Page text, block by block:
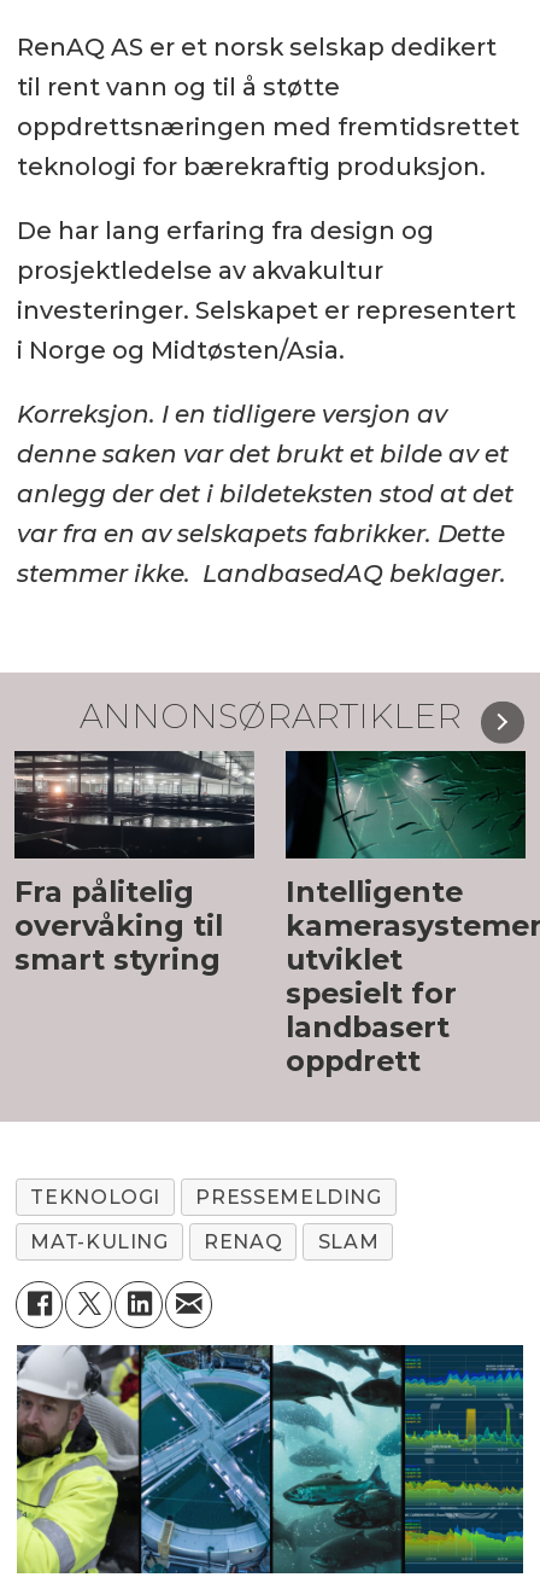
RenAQ AS er et norsk selskap dedikert
til rent vann og til å støtte
oppdrettsnæringen med fremtidsrettet
teknologi for bærekraftig produksjon.
De har lang erfaring fra design og
prosjektledelse av akvakultur
investeringer. Selskapet er representert
i Norge og Midtøsten/Asia.
Korreksjon. I en tidligere versjon av
denne saken var det brukt et bilde av et
anlegg der det i bildeteksten stod at det
var fra en av selskapets fabrikker. Dette
stemmer ikke. LandbasedAQ beklager.
ANNONSØRARTIKLER
Fra pålitelig
overvåking til
smart styring
Intelligente
utviklet
spesielt for
landbasert
oppdrett
TEKNOLOGI
PRESSEMELDING
MAT-KULING
RENAQ SLAM